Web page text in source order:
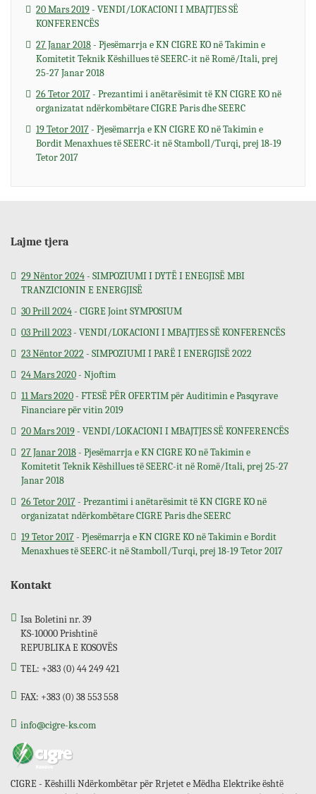
20 Mars 2019- VENDI/LOKACIONI I MBAJTJES SË
KONFERENCËS
27 Janar 2018- Pjesëmarrja e KN CIGRE KO në Takimin e
Komitetit Teknik Këshillues të SEERC-it në Romë/Itali, prej
25-27 Janar 2018
26 Tetor 2017- Prezantimi i anëtarësimit të KN CIGRE KO në
organizatat ndërkombëtare CIGRE Paris dhe SEERC
19 Tetor 2017- Pjesëmarrja e KN CIGRE KO në Takimin e
Bordit Menaxhues të SEERC-it në Stamboll/Turqi, prej 18-19
Tetor 2017
Lajme tjera
29 Nëntor 2024- SIMPOZIUMI I DYTË I ENEGJISË MBI
TRANZICIONIN E ENERGJISË
30 Prill 2024- CIGRE Joint SYMPOSIUM
03 Prill 2023- VENDI/LOKACIONI I MBAJTJES SË KONFERENCËS
23 Nëntor 2022- SIMPOZIUMI I PARË I ENERGJISË 2022
24 Mars 2020- Njoftim
11 Mars 2020- FTESË PËR OFERTIM për Auditimin e Pasqyrave
Financiare për vitin 2019
20 Mars 2019- VENDI/LOKACIONI I MBAJTJES SË KONFERENCËS
27 Janar 2018- Pjesëmarrja e KN CIGRE KO në Takimin e
Komitetit Teknik Këshillues të SEERC-it në Romë/Itali, prej 25-27
Janar 2018
26 Tetor 2017- Prezantimi i anëtarësimit të KN CIGRE KO në
organizatat ndërkombëtare CIGRE Paris dhe SEERC
19 Tetor 2017- Pjesëmarrja e KN CIGRE KO në Takimin e Bordit
Menaxhues të SEERC-it në Stamboll/Turqi, prej 18-19 Tetor 2017
Kontakt
Isa Boletini nr. 39
KS-10000 Prishtinë
REPUBLIKA E KOSOVËS
TEL: +383 (0) 44 249 421
FAX: +383 (0) 38 553 558
info@cigre-ks.com
CIGRE - Këshilli Ndërkombëtar për Rrjetet e Mëdha Elektrike është